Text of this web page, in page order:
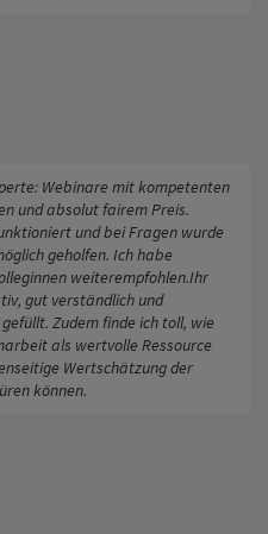
Webinare mit kompetenten
und absolut fairem Preis.
und bei Fragen wurde
geholfen. Ich habe
weiterempfohlen.Ihr
gut verständlich und
Zudem finde ich toll, wie
als wertvolle Ressource
Wertschätzung der
können.